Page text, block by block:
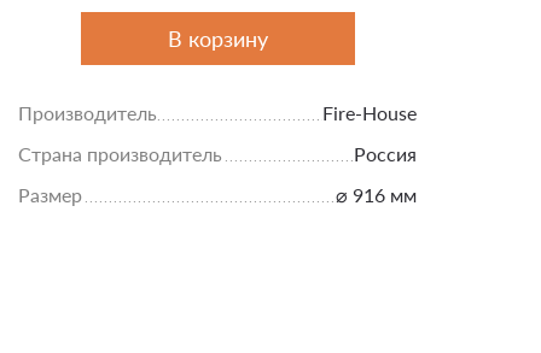
В корзину
Производитель
Fire-House
Страна производитель
Россия
Размер
⌀ 916 мм